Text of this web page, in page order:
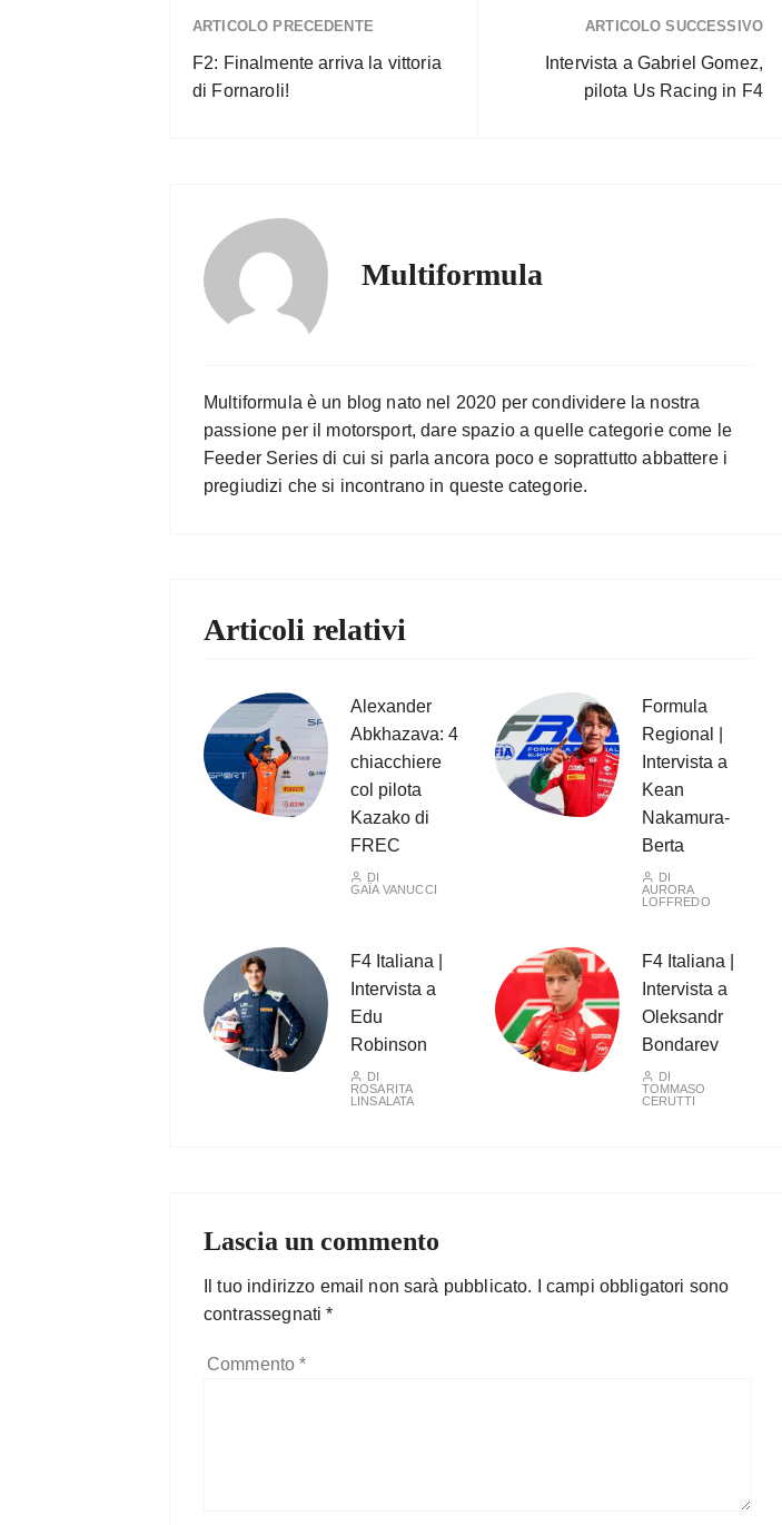
ARTICOLO PRECEDENTE
F2: Finalmente arriva la vittoria
di Fornaroli!
ARTICOLO SUCCESSIVO
Intervista a Gabriel Gomez,
pilota Us Racing in F4
Multiformula
Multiformula è un blog nato nel 2020 per condividere la nostra
passione per il motorsport, dare spazio a quelle categorie come le
Feeder Series di cui si parla ancora poco e soprattutto abbattere i
pregiudizi che si incontrano in queste categorie.
Articoli relativi
Alexander
Abkhazava: 4
chiacchiere
col pilota
Kazako di
FREC
DI
GAÏA VANUCCI
Formula
Regional |
Intervista a
Kean
Nakamura-
Berta
DI
AURORA
LOFFREDO
F4 Italiana |
Intervista a
Edu
Robinson
DI
ROSARITA
LINSALATA
F4 Italiana |
Intervista a
Oleksandr
Bondarev
DI
TOMMASO
CERUTTI
Lascia un commento
Il tuo indirizzo email non sarà pubblicato.
I campi obbligatori sono
contrassegnati*
Commento*